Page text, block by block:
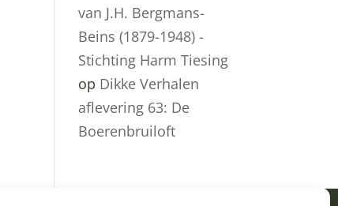
van J.H. Bergmans-
Beins (1879-1948) -
Stichting Harm Tiesing
op Dikke Verhalen
aflevering 63: De
Boerenbruiloft